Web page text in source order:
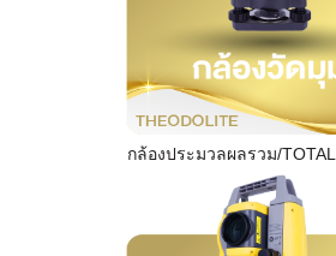
กล้องประมวลผลรวม/TOTAL